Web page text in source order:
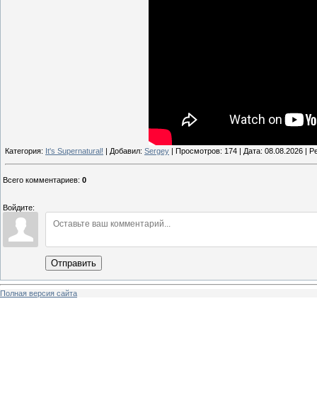
Категория: It's Supernatural! | Добавил: Sergey | Просмотров: 174 | Дата: 08.08.2026 |
Всего комментариев: 0
Войдите:
Отправить
Полная версия сайта